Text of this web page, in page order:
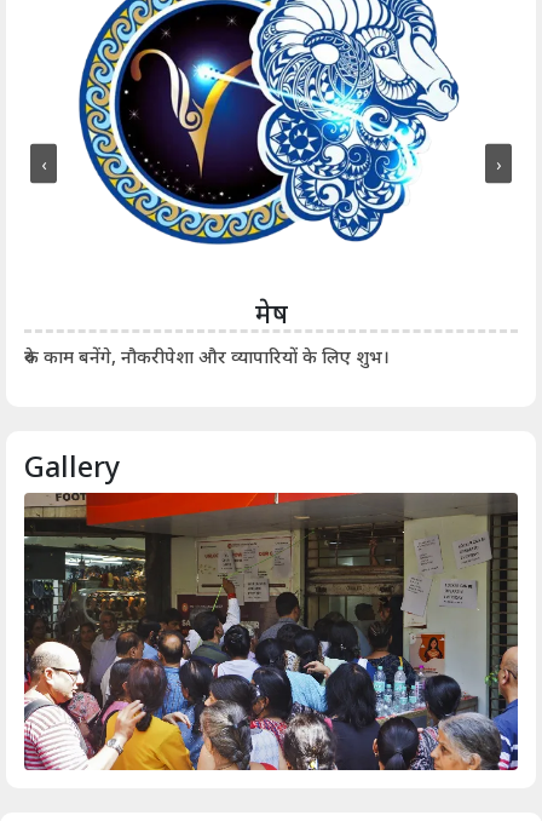
मेष
रुके काम बनेंगे, नौकरीपेशा और व्यापारियों के लिए शुभ।
‹ ›
Gallery